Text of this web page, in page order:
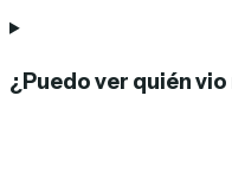
¿Puedo ver quién